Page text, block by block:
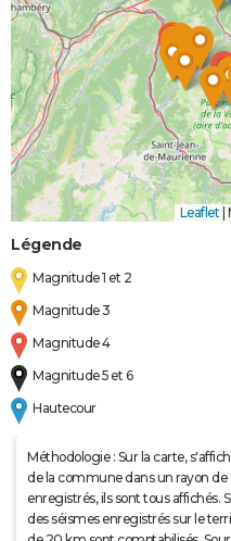
Leaflet
Légende
Magnitude 1 et 2
Magnitude 3
Magnitude 4
Magnitude 5 et 6
Hautecour
Méthodologie : Sur la carte,
de la commune dans un rayon
enregistrés, ils sont tous affichés.
des séismes enregistrés sur le